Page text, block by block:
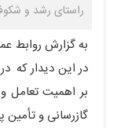
راستای رشد و
به گزارش روابط
در این دیدار که
بر اهمیت تعامل
گازرسانی و تأمین